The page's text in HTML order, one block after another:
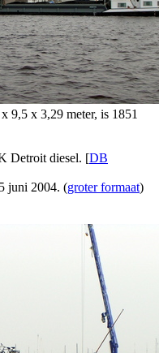
9,5 x 3,29 meter, is 1851
Detroit diesel. [DB
juni 2004. (groter formaat)